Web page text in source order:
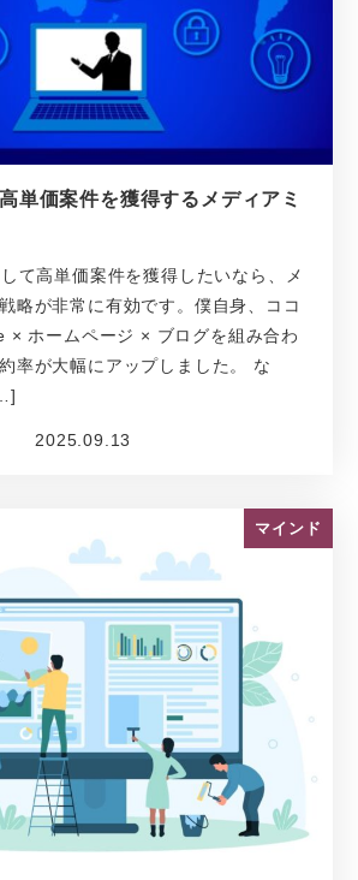
単価案件を獲得するメディアミ
て高単価案件を獲得したいなら、メ
略が非常に有効です。僕自身、ココ
× ホームページ × ブログを組み合わ
率が大幅にアップしました。 な
投稿日
2025.09.13
マインド